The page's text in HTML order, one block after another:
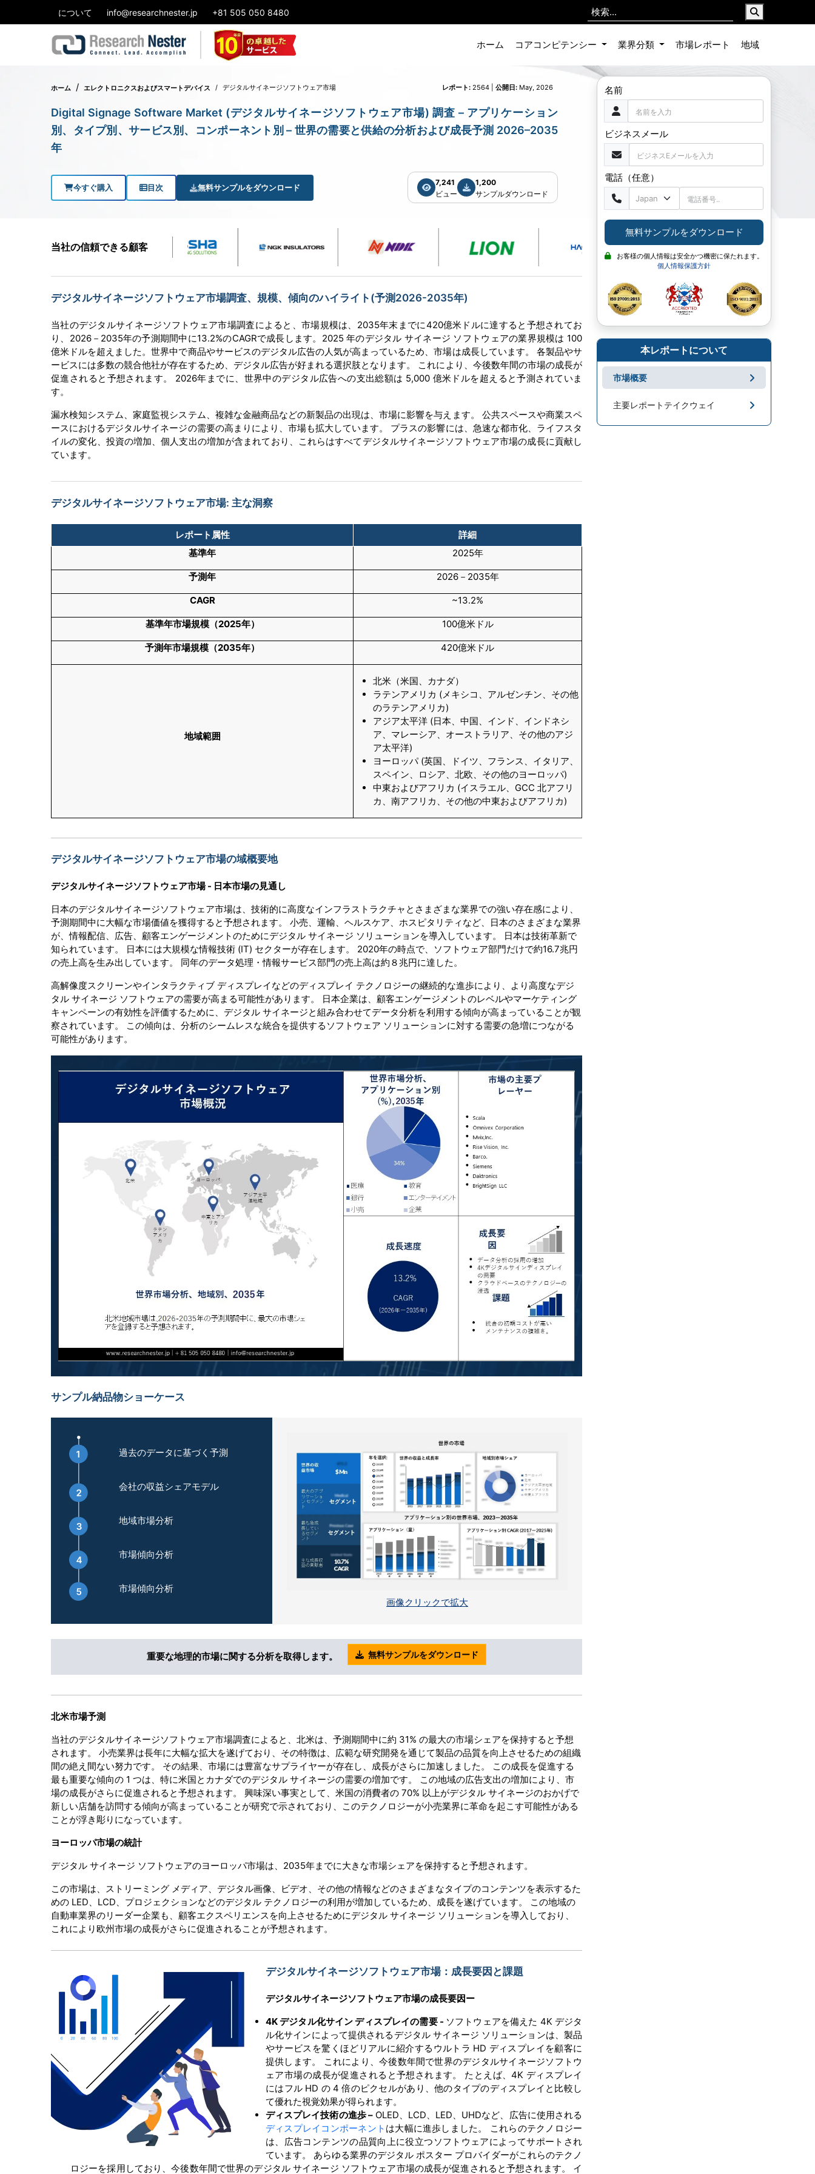
について info@researchnester.jp +81 505 050 8480
ホーム コアコンピテンシー 業界分類 市場レポート 地域
ホーム エレクトロニクスおよびスマートデバイス デジタルサイネージソフトウェア市場 レポート: 2564 | 公開日: May, 2026
Digital Signage Software Market (デジタルサイネージソフトウェア市場) 調査 – アプリケーション
別、タイプ別、サービス別、コンポーネント別 – 世界の需要と供給の分析および成長予測 2026–2035
年
今すぐ購入 目次 無料サンプルをダウンロード
7,241
ビュー
1,200
サンプルダウンロード
当社の信頼できる顧客
デジタルサイネージソフトウェア市場調査、規模、傾向のハイライト(予測2026-2035年)
当社のデジタルサイネージソフトウェア市場調査によると、市場規模は、2035年末までに420億米ドルに達すると予想されてお
り、2026－2035年の予測期間中に13.2%のCAGRで成長します。2025 年のデジタル サイネージ ソフトウェアの業界規模は 100
億米ドルを超えました。世界中で商品やサービスのデジタル広告の人気が高まっているため、市場は成長しています。 各製品やサ
ービスには多数の競合他社が存在するため、デジタル広告が好まれる選択肢となります。 これにより、今後数年間の市場の成長が
促進されると予想されます。 2026年までに、世界中のデジタル広告への支出総額は 5,000 億米ドルを超えると予測されていま
す。
漏水検知システム、家庭監視システム、複雑な金融商品などの新製品の出現は、市場に影響を与えます。 公共スペースや商業スペ
ースにおけるデジタルサイネージの需要の高まりにより、市場も拡大しています。 プラスの影響には、急速な都市化、ライフスタ
イルの変化、投資の増加、個人支出の増加が含まれており、これらはすべてデジタルサイネージソフトウェア市場の成長に貢献し
ています。
デジタルサイネージソフトウェア市場: 主な洞察
レポート属性
詳細
基準年
2025年
予測年 2026－2035年
CAGR ~13.2%
基準年市場規模（2025年） 100億米ドル
予測年市場規模（2035年） 420億米ドル
地域範囲
北米（米国、カナダ）
ラテンアメリカ (メキシコ、アルゼンチン、その他
のラテンアメリカ)
アジア太平洋 (日本、中国、インド、インドネシ
ア、マレーシア、オーストラリア、その他のアジ
ア太平洋)
ヨーロッパ (英国、ドイツ、フランス、イタリア、
スペイン、ロシア、北欧、その他のヨーロッパ)
中東およびアフリカ (イスラエル、GCC 北アフリ
カ、南アフリカ、その他の中東およびアフリカ)
デジタルサイネージソフトウェア市場の域概要地
デジタルサイネージソフトウェア市場 - 日本市場の見通し
日本のデジタルサイネージソフトウェア市場は、技術的に高度なインフラストラクチャとさまざまな業界での強い存在感により、
予測期間中に大幅な市場価値を獲得すると予想されます。 小売、運輸、ヘルスケア、ホスピタリティなど、日本のさまざまな業界
が、情報配信、広告、顧客エンゲージメントのためにデジタル サイネージ ソリューションを導入しています。 日本は技術革新で
知られています。 日本には大規模な情報技術 (IT) セクターが存在します。 2020年の時点で、ソフトウェア部門だけで約16.7兆円
の売上高を生み出しています。 同年のデータ処理・情報サービス部門の売上高は約８兆円に達した。
高解像度スクリーンやインタラクティブ ディスプレイなどのディスプレイ テクノロジーの継続的な進歩により、より高度なデジ
タル サイネージ ソフトウェアの需要が高まる可能性があります。 日本企業は、顧客エンゲージメントのレベルやマーケティング
キャンペーンの有効性を評価するために、デジタル サイネージと組み合わせてデータ分析を利用する傾向が高まっていることが観
察されています。 この傾向は、分析のシームレスな統合を提供するソフトウェア ソリューションに対する需要の急増につながる
可能性があります。
サンプル納品物ショーケース
過去のデータに基づく予測
会社の収益シェアモデル
地域市場分析
市場傾向分析
市場傾向分析
画像クリックで拡大
重要な地理的市場に関する分析を取得します。 無料サンプルをダウンロード
北米市場予測
当社のデジタルサイネージソフトウェア市場調査によると、北米は、予測期間中に約 31% の最大の市場シェアを保持すると予想
されます。 小売業界は長年に大幅な拡大を遂げており、その特徴は、広範な研究開発を通じて製品の品質を向上させるための組織
間の絶え間ない努力です。 その結果、市場には豊富なサプライヤーが存在し、成長がさらに加速しました。 この成長を促進する
最も重要な傾向の 1 つは、特に米国とカナダでのデジタル サイネージの需要の増加です。 この地域の広告支出の増加により、市
場の成長がさらに促進されると予想されます。 興味深い事実として、米国の消費者の 70% 以上がデジタル サイネージのおかげで
新しい店舗を訪問する傾向が高まっていることが研究で示されており、このテクノロジーが小売業界に革命を起こす可能性がある
ことが浮き彫りになっています。
ヨーロッパ市場の統計
デジタル サイネージ ソフトウェアのヨーロッパ市場は、2035年までに大きな市場シェアを保持すると予想されます。
この市場は、ストリーミング メディア、デジタル画像、ビデオ、その他の情報などのさまざまなタイプのコンテンツを表示するた
めの LED、LCD、プロジェクションなどのデジタル テクノロジーの利用が増加しているため、成長を遂げています。 この地域の
自動車業界のリーダー企業も、顧客エクスペリエンスを向上させるためにデジタル サイネージ ソリューションを導入しており、
これにより欧州市場の成長がさらに促進されることが予想されます。
デジタルサイネージソフトウェア市場：成長要因と課題
デジタルサイネージソフトウェア市場の成長要因ー
4K デジタル化サイン ディスプレイの需要 - ソフトウェアを備えた 4K デジタ
ル化サインによって提供されるデジタル サイネージ ソリューションは、製品
やサービスを驚くほどリアルに紹介するウルトラ HD ディスプレイを顧客に
提供します。 これにより、今後数年間で世界のデジタルサイネージソフトウ
ェア市場の成長が促進されると予想されます。 たとえば、4K ディスプレイ
にはフル HD の 4 倍のピクセルがあり、他のタイプのディスプレイと比較し
て優れた視覚効果が得られます。
ディスプレイ技術の進歩 –OLED、LCD、LED、UHDなど、広告に使用される
ディスプレイコンポーネント は大幅に進歩しました。 これらのテクノロジー
は、広告コンテンツの品質向上に役立つソフトウェアによってサポートされ
ています。 あらゆる業界のデジタル ポスター プロバイダーがこれらのテクノ
ロジーを採用しており、今後数年間で世界のデジタル サイネージ ソフトウェア市場の成長が促進されると予想されます。 イ
名前
ビジネスメール
電話（任意）
無料サンプルをダウンロード
お客様の個人情報は安全かつ機密に保たれます。
個人情報保護方針
本レポートについて
市場概要
主要レポートテイクウェイ